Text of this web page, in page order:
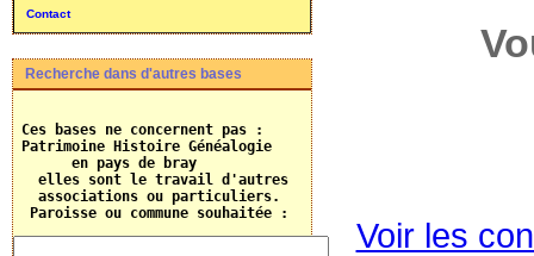
Contact
Recherche dans d'autres bases
Ces bases ne concernent pas :
Patrimoine Histoire Généalogie
       en pays de bray
   elles sont le travail d'autres
   associations ou particuliers.
  Paroisse ou commune souhaitée :
Voir les